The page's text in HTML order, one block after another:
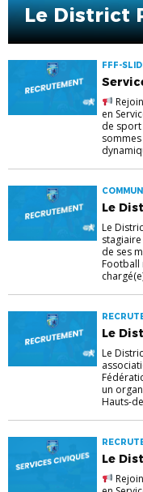
Le District
FFF-
en
de sport
Le
Le
de ses
Football
Le
Le
un
Hauts-
Le